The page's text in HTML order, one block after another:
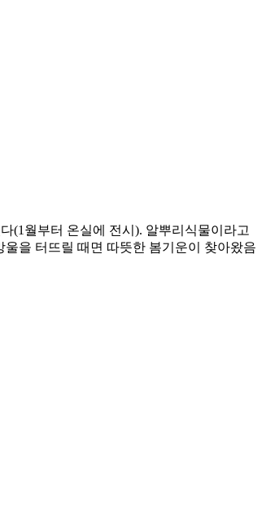
(1월부터 온실에 전시). 알뿌리식물이라고
을 터뜨릴 때면 따뜻한 봄기운이 찾아왔음